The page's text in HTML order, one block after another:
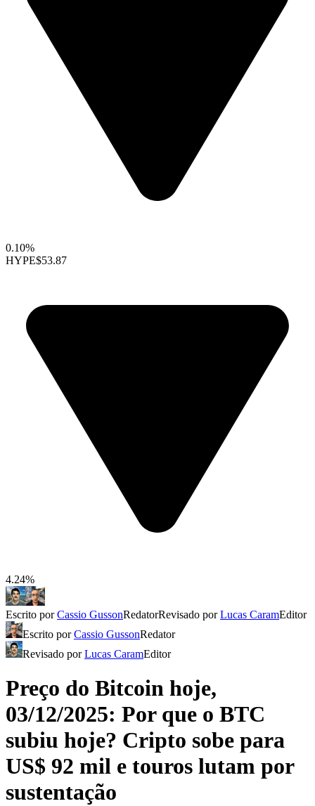
0.10%
HYPE$53.87
4.24%
Escrito porCassio GussonRedatorRevisado porLucas CaramEditor
Escrito porCassio GussonRedator
Revisado porLucas CaramEditor
Preço do Bitcoin hoje,
03/12/2025: Por que o BTC
subiu hoje? Cripto sobe para
US$ 92 mil e touros lutam por
sustentação